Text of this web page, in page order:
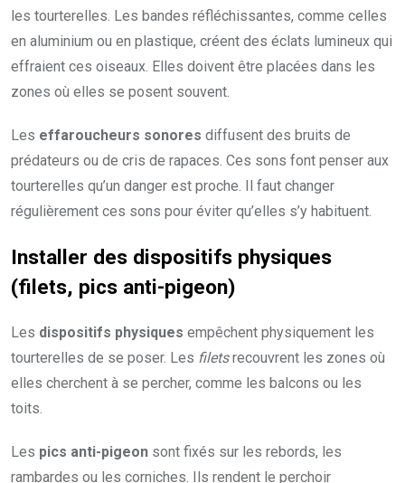
les tourterelles. Les bandes réfléchissantes, comme celles
en aluminium ou en plastique, créent des éclats lumineux qui
effraient ces oiseaux. Elles doivent être placées dans les
zones où elles se posent souvent.
Les effaroucheurs sonores diffusent des bruits de
prédateurs ou de cris de rapaces. Ces sons font penser aux
tourterelles qu’un danger est proche. Il faut changer
régulièrement ces sons pour éviter qu’elles s’y habituent.
Installer des dispositifs physiques
(filets, pics anti-pigeon)
Les dispositifs physiques empêchent physiquement les
tourterelles de se poser. Les filetsrecouvrent les zones où
elles cherchent à se percher, comme les balcons ou les
toits.
Les pics anti-pigeon sont fixés sur les rebords, les
rambardes ou les corniches. Ils rendent le perchoir